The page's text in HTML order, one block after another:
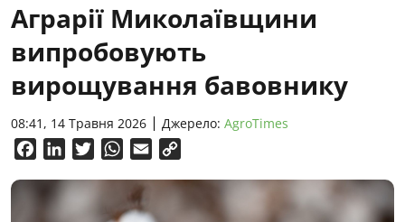
Аграрії Миколаївщини
випробовують
вирощування бавовнику
08:41, 14 Травня 2026 Джерело: AgroTimes
FacebookLinkedInTwitterWhatsApp
Email